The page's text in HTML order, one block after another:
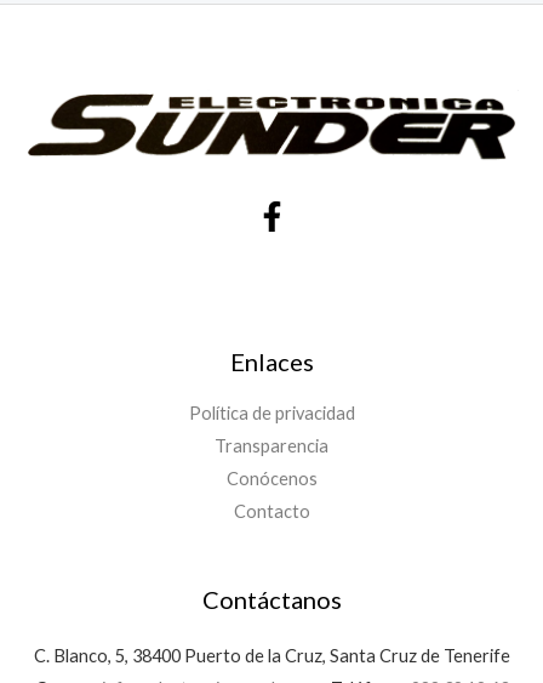
Enlaces
Política de privacidad
Transparencia
Conócenos
Contacto
Contáctanos
C. Blanco, 5, 38400 Puerto de la Cruz, Santa Cruz de Tenerife